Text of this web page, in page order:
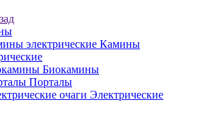
Камины
Биокамины
Порталы
Электрические